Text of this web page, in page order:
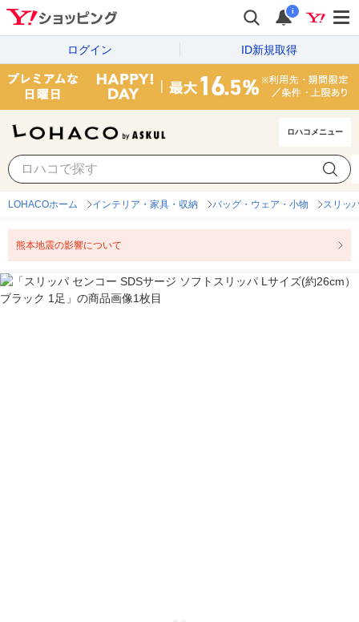
i
ログイン ID新規取得
ロハコメニュー
LOHACOホーム インテリア・家具・収納 バッグ・ウェア・小物 スリッ
熊本地震の影響について